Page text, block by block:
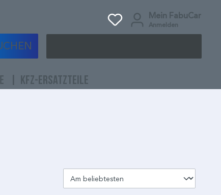
Mein FabuCar
Anmelden
KFZ-ERSATZTEILE